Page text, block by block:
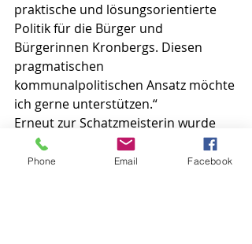
praktische und lösungsorientierte
Politik für die Bürger und
Bürgerinnen Kronbergs. Diesen
pragmatischen
kommunalpolitischen Ansatz möchte
ich gerne unterstützen.“
Erneut zur Schatzmeisterin wurde
Susanne von Engelhardt gewählt, die
dieses Amt bereits seit acht Jahren
Phone Email Facebook